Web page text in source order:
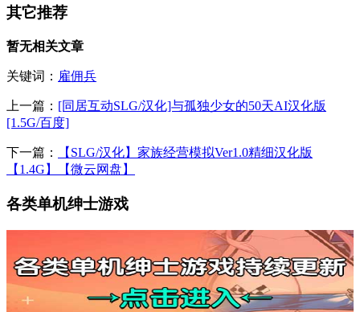
其它推荐
暂无相关文章
关键词： 雇佣兵
上一篇： [同居互动SLG/汉化]与孤独少女的50天AI汉化版
[1.5G/百度]
下一篇：
【SLG/汉化】家族经营模拟Ver1.0精细汉化版
【1.4G】【微云网盘】
各类单机绅士游戏